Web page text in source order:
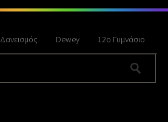
Δανεισμός Dewey 12ο Γυμνάσιο